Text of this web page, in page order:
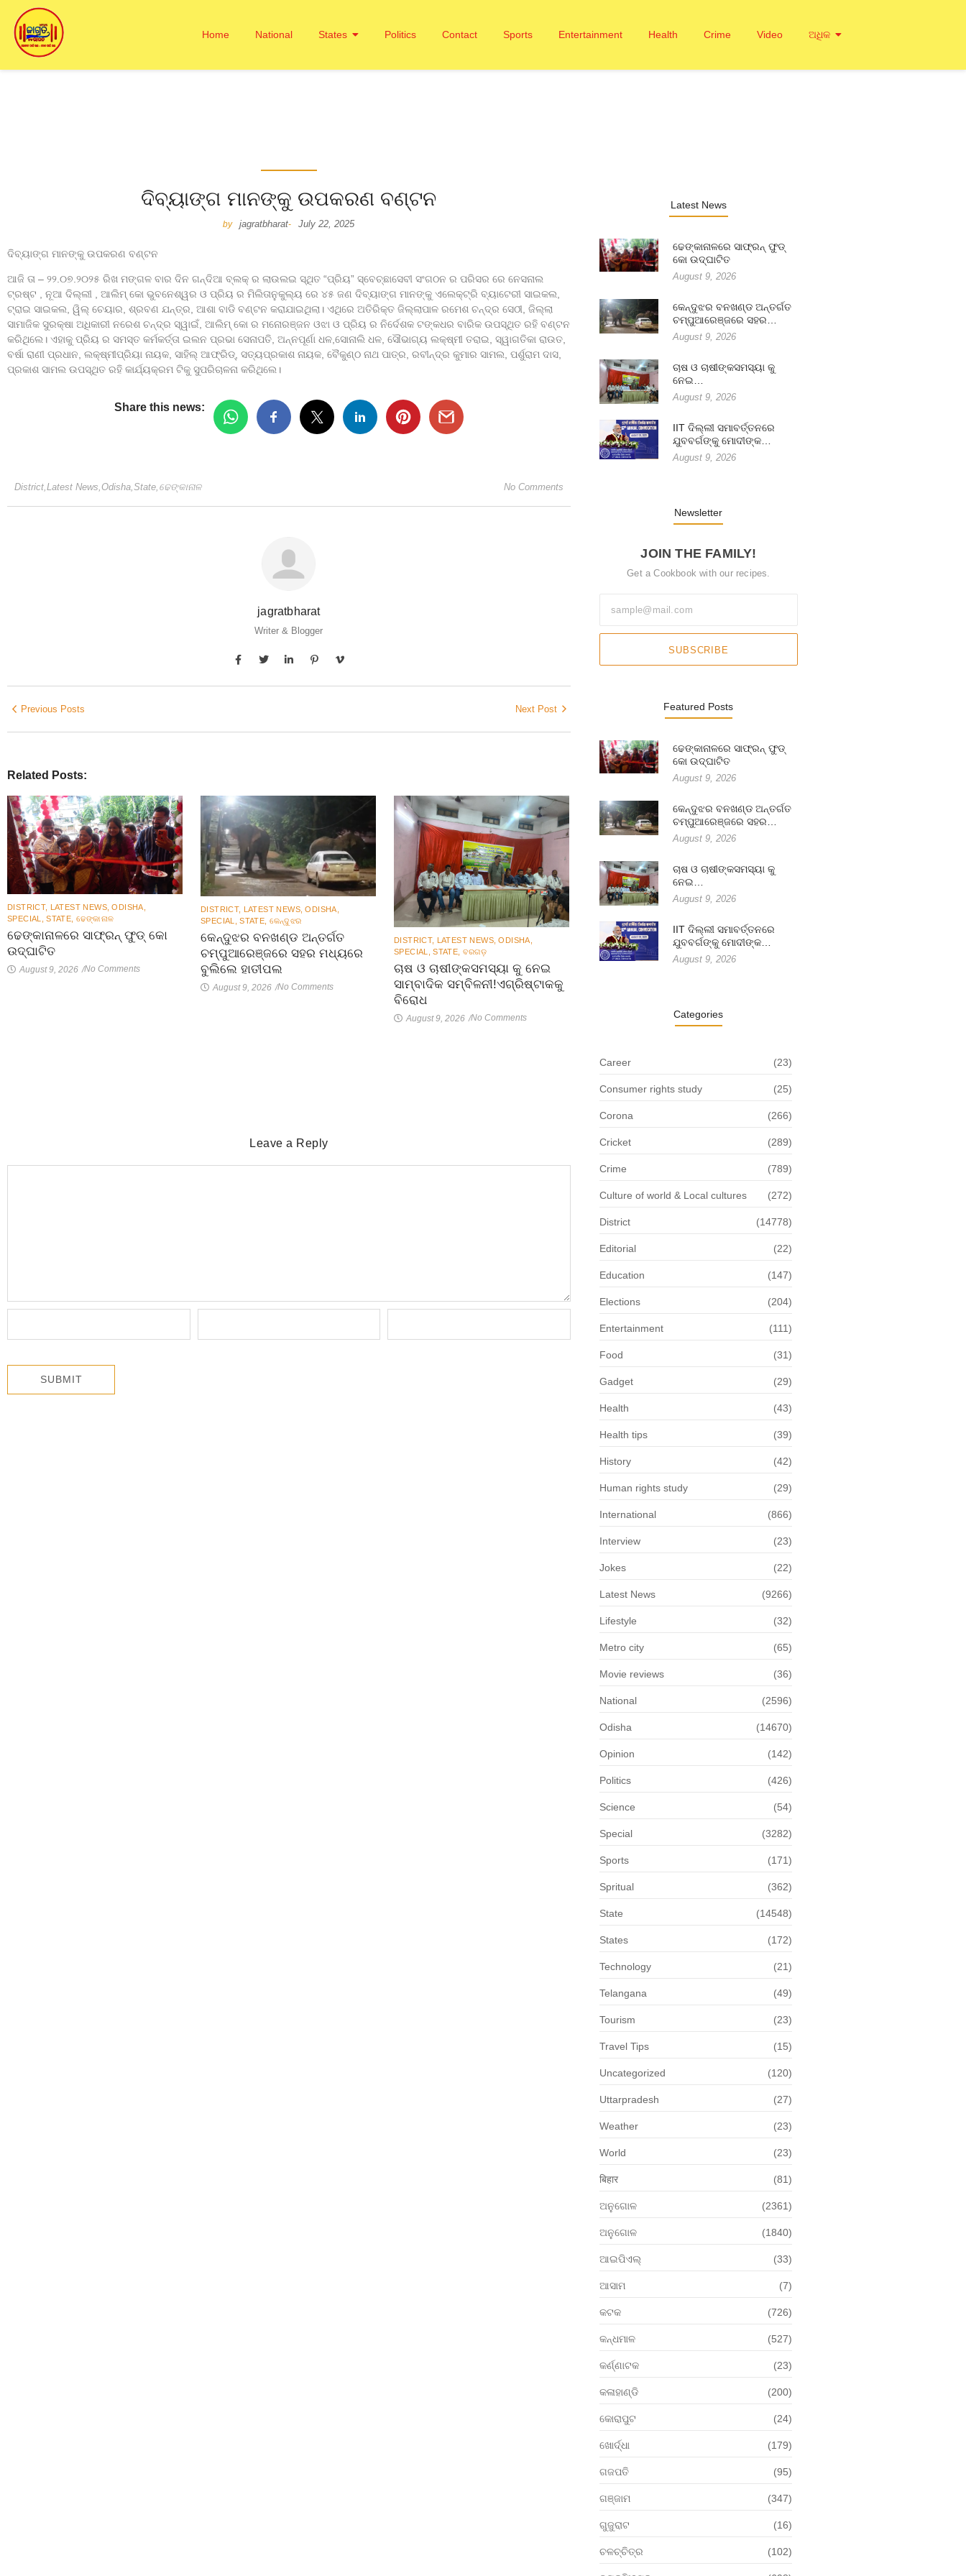
Home National States Politics Contact Sports Entertainment Health Crime Video ଅଧିକ
ଦିବ୍ୟାଙ୍ଗ ମାନଙ୍କୁ ଉପକରଣ ବଣ୍ଟନ
by jagratbharat- July 22, 2025
ଦିବ୍ୟାଙ୍ଗ ମାନଙ୍କୁ ଉପକରଣ ବଣ୍ଟନ
ଆଜି ତା – ୨୨.୦୭.୨୦୨୫ ରିଖ ମଙ୍ଗଳ ବାର ଦିନ ଗନ୍ଦିଆ ବ୍ଲକ୍ ର ଲାଉଲଇ ସ୍ଥିତ “ପ୍ରିୟ” ସ୍ବେଚ୍ଛାସେବୀ ସଂଗଠନ ର ପରିସର ରେ ନେସନାଲ
ଟ୍ରଷ୍ଟ , ନୂଆ ଦିଲ୍ଲୀ , ଆଲିମ୍ କୋ ଭୁବନେଶ୍ୱର ଓ ପ୍ରିୟ ର ମିଲିତାନୁକୁଲ୍ୟ ରେ ୪୫ ଜଣ ଦିବ୍ୟାଙ୍ଗ ମାନଙ୍କୁ ଏଲେକ୍ଟ୍ରି ବ୍ୟାଟେରୀ ସାଇକଲ,
ଟ୍ରାଇ ସାଇକଲ, ୱିଲ୍ ଚେୟାର, ଶ୍ରବଣ ଯନ୍ତ୍ର, ଆଶା ବାଡି ବଣ୍ଟନ କରାଯାଇଥିଲା। ଏଥିରେ ଅତିରିକ୍ତ ଜିଲ୍ଲାପାଳ ରମେଶ ଚନ୍ଦ୍ର ସେଠୀ, ଜିଲ୍ଲା
ସାମାଜିକ ସୁରକ୍ଷା ଅଧିକାରୀ ନରେଶ ଚନ୍ଦ୍ର ସ୍ୱାଇଁ, ଆଲିମ୍ କୋ ର ମନୋରଞ୍ଜନ ଓଝା ଓ ପ୍ରିୟ ର ନିର୍ଦେଶକ ଟଙ୍କଧର ବାରିକ ଉପସ୍ଥିତ ରହି ବଣ୍ଟନ
କରିଥିଲେ। ଏହାକୁ ପ୍ରିୟ ର ସମସ୍ତ କର୍ମକର୍ତ୍ତା ଇଲନ ପ୍ରଭା ସେନାପତି, ଅନ୍ନପୂର୍ଣା ଧଳ,ସୋନାଲି ଧଳ, ସୌଭାଗ୍ୟ ଲକ୍ଷ୍ମୀ ତରାଇ, ସ୍ୱାଗତିକା ରାଉତ,
ବର୍ଷା ରାଣୀ ପ୍ରଧାନ, ଲକ୍ଷ୍ମୀପ୍ରିୟା ନାୟକ, ସାହିଲ୍ ଆଫ୍ରିଡ୍, ସତ୍ୟପ୍ରକାଶ ନାୟକ, ବୈକୁଣ୍ଠ ନାଥ ପାତ୍ର, ରବୀନ୍ଦ୍ର କୁମାର ସାମଲ, ପର୍ଶୁରାମ ଦାସ,
ପ୍ରକାଶ ସାମଲ ଉପସ୍ଥିତ ରହି କାର୍ଯ୍ୟକ୍ରମ ଟିକୁ ସୁପରିଚାଳନା କରିଥିଲେ।
Share this news:
District Latest News Odisha State ଢେଙ୍କାନାଳ No Comments
jagratbharat
Writer & Blogger
Previous Posts Next Post
Related Posts:
DISTRICT, LATEST NEWS ODISHA
SPECIAL
STATE ଢେଙ୍କାନାଳ
ଢେଙ୍କାନାଳରେ ସାଫ୍ରନ୍ ଫୁଡ୍ କୋ
ଉଦ୍ଘାଟିତ
August 9, 2026 /No Comments
DISTRICT, LATEST NEWS, ODISHA,
SPECIAL, STATE, କେନ୍ଦୁଝର
କେନ୍ଦୁଝର ବନଖଣ୍ଡ ଅନ୍ତର୍ଗତ
ଚମ୍ପୁଆରେଞ୍ଜରେ ସହର ମଧ୍ୟରେ
ବୁଲିଲେ ହାତୀପଲ
August 9, 2026 /No Comments
DISTRICT, LATEST NEWS ODISHA
SPECIAL
STATE ବରଗଡ଼
ଚାଷ ଓ ଚାଷୀଙ୍କସମସ୍ୟା କୁ ନେଇ
ସାମ୍ବାଦିକ ସମ୍ବିଳନୀ!ଏଗ୍ରିଷ୍ଟାକକୁ
ବିରୋଧ
August 9, 2026 /No Comments
Leave a Reply
Latest News
ଢେଙ୍କାନାଳରେ ସାଫ୍ରନ୍ ଫୁଡ୍
କୋ ଉଦ୍ଘାଟିତ
August 9, 2026
କେନ୍ଦୁଝର ବନଖଣ୍ଡ ଅନ୍ତର୍ଗତ
ଚମ୍ପୁଆରେଞ୍ଜରେ ସହର…
August 9, 2026
ଚାଷ ଓ ଚାଷୀଙ୍କସମସ୍ୟା କୁ
ନେଇ…
August 9, 2026
IIT ଦିଲ୍ଲୀ ସମାବର୍ତ୍ତନରେ
ଯୁବବର୍ଗଙ୍କୁ ମୋଦୀଙ୍କ…
August 9, 2026
Newsletter
JOIN THE FAMILY!
Get a Cookbook with our recipes.
SUBSCRIBE
Featured Posts
ଢେଙ୍କାନାଳରେ ସାଫ୍ରନ୍ ଫୁଡ୍
କୋ ଉଦ୍ଘାଟିତ
August 9, 2026
କେନ୍ଦୁଝର ବନଖଣ୍ଡ ଅନ୍ତର୍ଗତ
ଚମ୍ପୁଆରେଞ୍ଜରେ ସହର…
August 9, 2026
ଚାଷ ଓ ଚାଷୀଙ୍କସମସ୍ୟା କୁ
ନେଇ…
August 9, 2026
IIT ଦିଲ୍ଲୀ ସମାବର୍ତ୍ତନରେ
ଯୁବବର୍ଗଙ୍କୁ ମୋଦୀଙ୍କ…
August 9, 2026
Categories
Career (23)
Consumer rights study (25)
Corona (266)
Cricket (289)
Crime (789)
Culture of world & Local cultures (272)
District (14778)
Editorial (22)
Education (147)
Elections (204)
Entertainment (111)
Food (31)
Gadget (29)
Health (43)
Health tips (39)
History (42)
Human rights study (29)
International (866)
Interview (23)
Jokes (22)
Latest News (9266)
Lifestyle (32)
Metro city (65)
Movie reviews (36)
National (2596)
Odisha (14670)
Opinion (142)
Politics (426)
Science (54)
Special (3282)
Sports (171)
Spritual (362)
State (14548)
States (172)
Technology (21)
Telangana (49)
Tourism (23)
Travel Tips (15)
Uncategorized (120)
Uttarpradesh (27)
Weather (23)
World (23)
बिहार (81)
ଅନୁଗୋଳ (2361)
ଅନୁଗୋଳ (1840)
ଆଇପିଏଲ୍ (33)
ଆସାମ (7)
କଟକ (726)
କନ୍ଧମାଳ (527)
କର୍ଣ୍ଣାଟକ (23)
କଳାହାଣ୍ଡି (200)
କୋରାପୁଟ (24)
ଖୋର୍ଦ୍ଧା (179)
ଗଜପତି (95)
ଗଞ୍ଜାମ (347)
ଗୁଜୁରାଟ (16)
ଚଳଚ୍ଚିତ୍ର (102)